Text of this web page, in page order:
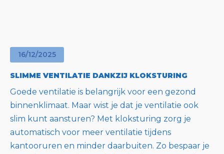
16/12/2025
SLIMME VENTILATIE DANKZIJ KLOKSTURING
Goede ventilatie is belangrijk voor een gezond
binnenklimaat. Maar wist je dat je ventilatie ook
slim kunt aansturen? Met kloksturing zorg je
automatisch voor meer ventilatie tijdens
kantooruren en minder daarbuiten. Zo bespaar je